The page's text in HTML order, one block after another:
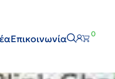
Επικοινωνία 0